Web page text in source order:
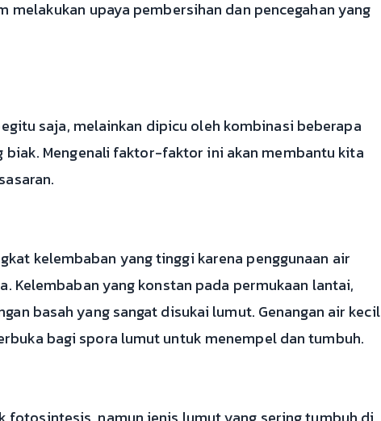
upaya pembersihan dan pencegahan yang
saja, melainkan dipicu oleh kombinasi beberapa
Mengenali faktor-faktor ini akan membantu kita
kelembaban yang tinggi karena penggunaan air
Kelembaban yang konstan pada permukaan lantai,
basah yang sangat disukai lumut. Genangan air kecil
bagi spora lumut untuk menempel dan tumbuh.